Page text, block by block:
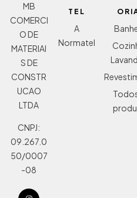
MB
COMERCI
O DE
MATERIAI
S DE
CONSTR
UCAO
LTDA
CNPJ:
09.267.0
50/0007
-08
TEL
A
Normatel